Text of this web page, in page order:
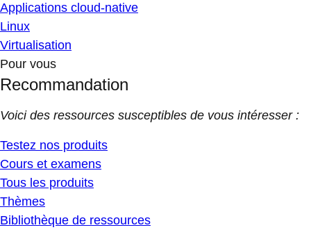
Applications cloud-native
Linux
Virtualisation
Pour vous
Recommandation
Voici des ressources susceptibles de vous intéresser :
Testez nos produits
Cours et examens
Tous les produits
Thèmes
Bibliothèque de ressources